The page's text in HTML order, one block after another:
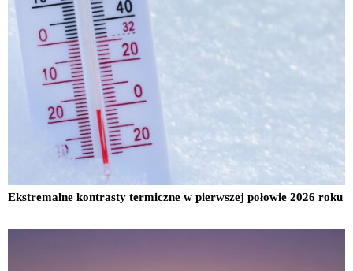
Ekstremalne kontrasty termiczne w pierwszej połowie 2026 roku